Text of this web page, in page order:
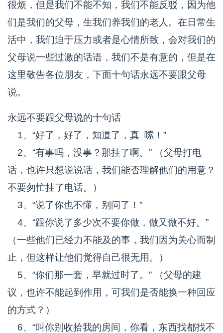
很烦，但是我们不能不知，我们不能反驳，因为他
们是我们的父母，生我们养我们的老人。在日常生
活中，我们迫于压力或者是心情所致，会对我们的
父母说一些过激的话语，我们不是有意的，但是在
这里敬告各位朋友，下面十句话永远不要跟父母
说。
永远不要跟父母说的十句话
1、“好了，好了，知道了，真 嗦！”
2、“有事吗，没事？那挂了啊。” （父母打电
话，也许只想说说话，我们能否理解他们的用意？
不要匆忙挂了电话。）
3、“说了你也不懂，别问了！”
4、“跟你说了多少次不要你做，做又做不好。”
（一些他们已经力不能及的事，我们因为关心而制
止，但这样让他们觉得自己很无用。）
5、“你们那一套，早就过时了。” （父母的建
议，也许不能起到作用，可我们是否能换一种回应
的方式？）
6、“叫你别收拾我的房间，你看，东西找都找不